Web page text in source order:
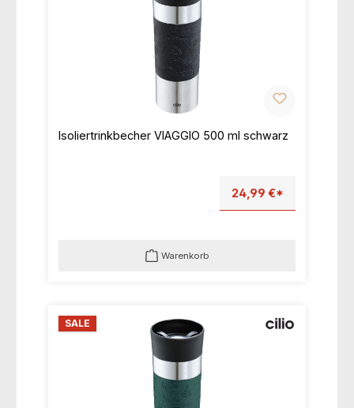
Isoliertrinkbecher VIAGGIO 500 ml schwarz
24,99 €*
Warenkorb
SALE